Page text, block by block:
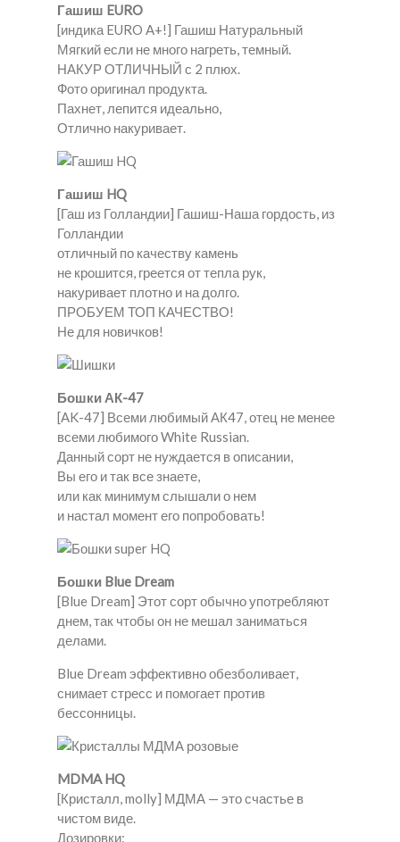
Гашиш EURO
[индика EURO A+!] Гашиш Натуральный
Мягкий если не много нагреть, темный.
НАКУР ОТЛИЧНЫЙ с 2 плюх.
Фото оригинал продукта.
Пахнет, лепится идеально,
Отлично накуривает.
Гашиш HQ
[Гаш из Голландии] Гашиш-Наша гордость, из
Голландии
отличный по качеству камень
не крошится, греется от тепла рук,
накуривает плотно и на долго.
ПРОБУЕМ ТОП КАЧЕСТВО!
Не для новичков!
Бошки АК-47
[AK-47] Всеми любимый АК47, отец не менее
всеми любимого White Russian.
Данный сорт не нуждается в описании,
Вы его и так все знаете,
или как минимум слышали о нем
и настал момент его попробовать!
Бошки Blue Dream
[Blue Dream] Этот сорт обычно употребляют
днем, так чтобы он не мешал заниматься
делами.
Blue Dream эффективно обезболивает,
снимает стресс и помогает против
бессонницы.
MDMA HQ
[Кристалл, molly] МДМА — это счастье в
чистом виде.
Дозировки: